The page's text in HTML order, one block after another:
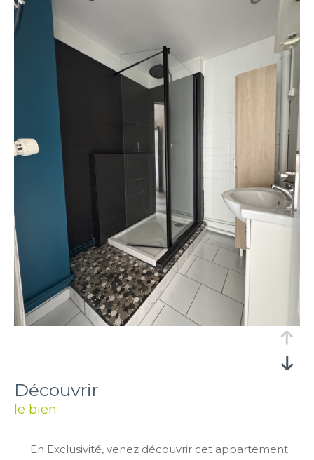
découvrir
le bien
En Exclusivité, venez découvrir cet appartement